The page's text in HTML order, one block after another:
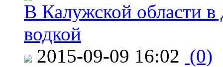
В Калужской области в
водкой
2015-09-09 16:02 (0)